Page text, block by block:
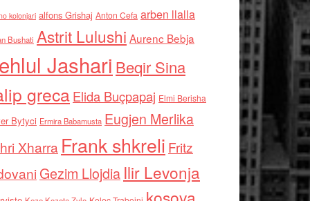
kolonjari alfons Grishaj Anton Cefa arben llalla
Bushati Astrit Lulushi Aurenc Bebja
Jashari Beqir Sina
grecaElida Buçpapaj Elmi Berisha
Bytyci Ermira Babamusta Eugjen Merlika
Xharra Frank shkreli Fritz
Gezim Llojdia Ilir Levonja